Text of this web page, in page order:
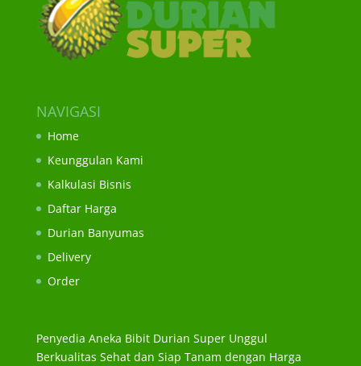
NAVIGASI
Home
Keunggulan Kami
Kalkulasi Bisnis
Daftar Harga
Durian Banyumas
Delivery
Order
Penyedia Aneka Bibit Durian Super Unggul
Berkualitas Sehat dan Siap Tanam dengan Harga